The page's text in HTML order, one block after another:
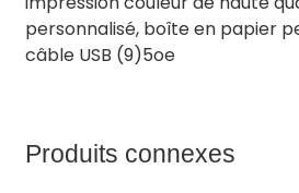
Produits connexes